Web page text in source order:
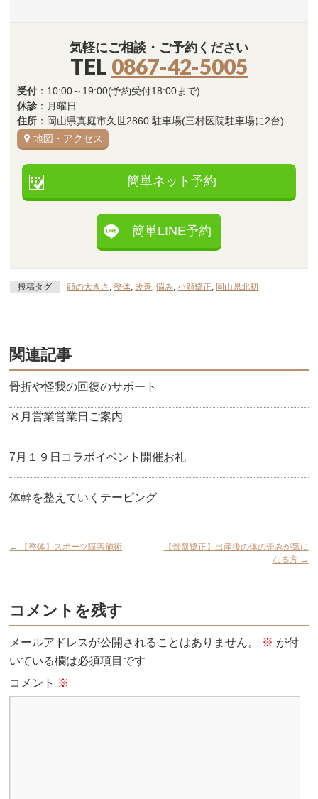
気軽にご相談・ご予約ください
TEL 0867-42-5005
受付 ：10:00～19:00(予約受付18:00まで)
休診 ：月曜日
住所 ：岡山県真庭市久世2860 駐車場(三村医院駐車場に2台)
地図・アクセス
簡単ネット予約
簡単LINE予約
投稿タグ 顔の大きさ ,整体,改善,悩み,小顔矯正, 岡山県北初
関連記事
骨折や怪我の回復のサポート
８月営業営業日ご案内
7月１９日コラボイベント開催お礼
体幹を整えていくテーピング
← 【整体】スポーツ障害施術
【骨盤矯正】出産後の体の歪みが気に
なる方 →
コメントを残す
メールアドレスが公開されることはありません。 ※ が付
いている欄は必須項目です
コメント ※